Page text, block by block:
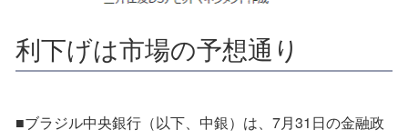
利下げは市場の予想通り
■ブラジル中央銀行（以下、中銀）は、7月31日の金融政